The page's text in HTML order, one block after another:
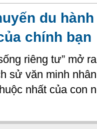
du
chính bạn
riêng tư” mở
sử văn minh
nhất của con